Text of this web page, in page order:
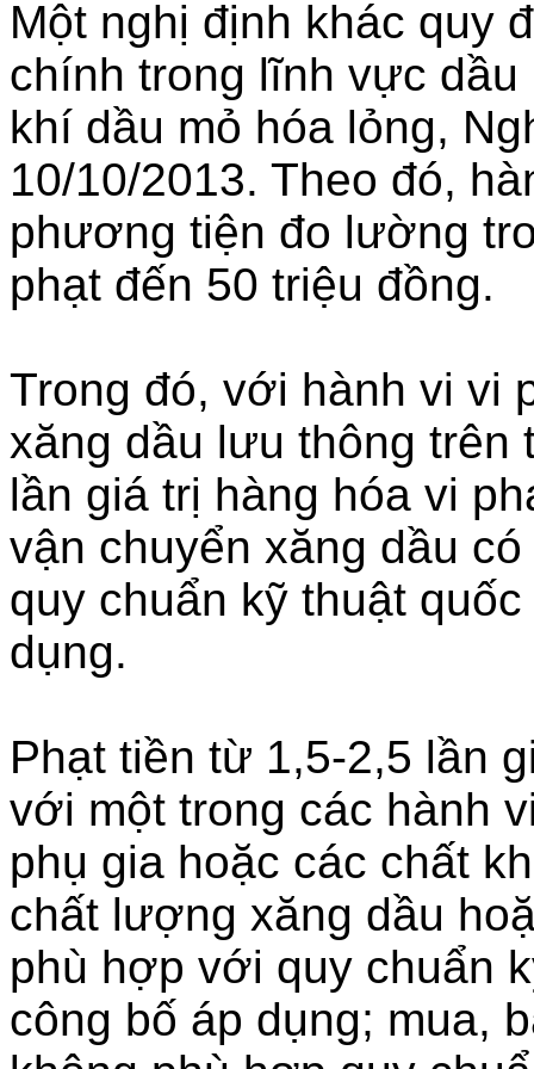
Một nghị định khác quy
chính trong lĩnh vực
khí dầu mỏ hóa lỏng,
10/10/2013. Theo đó,
phương tiện đo lường
phạt đến 50 triệu đồng.
Trong đó, với hành vi vi
xăng dầu lưu thông
lần giá trị hàng hóa vi
vận chuyển xăng dầu
quy chuẩn kỹ thuật
dụng.
Phạt tiền từ 1,5-2,5 lần
với một trong các hành
phụ gia hoặc các chất
chất lượng xăng dầu
phù hợp với quy chuẩn
công bố áp dụng; mua,